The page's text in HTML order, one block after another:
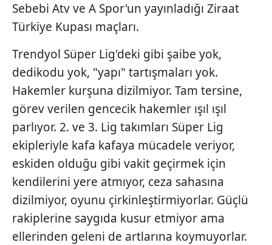
Sebebi Atv ve A Spor'un yayınladığı Ziraat
Türkiye Kupası maçları.
Trendyol Süper Lig'deki gibi şaibe yok,
dedikodu yok, "yapı" tartışmaları yok.
Hakemler kurşuna dizilmiyor. Tam tersine,
görev verilen gencecik hakemler ışıl ışıl
parlıyor. 2. ve 3. Lig takımları Süper Lig
ekipleriyle kafa kafaya mücadele veriyor,
eskiden olduğu gibi vakit geçirmek için
kendilerini yere atmıyor, ceza sahasına
dizilmiyor, oyunu çirkinleştirmiyorlar. Güçlü
rakiplerine saygıda kusur etmiyor ama
ellerinden geleni de artlarına koymuyorlar.